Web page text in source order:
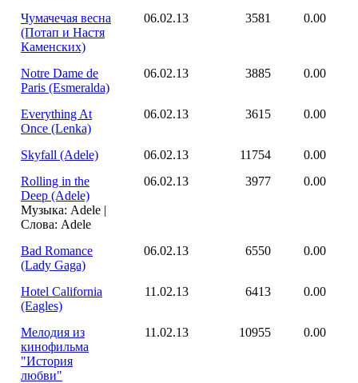
Чумачечая весна
(Потап и Настя
Каменских)
06.02.13 3581 0.00
Notre Dame de
Paris (Esmeralda)
06.02.13 3885 0.00
Everything At
Once (Lenka)
06.02.13 3615 0.00
Skyfall (Adele) 06.02.13 11754
0.00
Rolling in the
Deep (Adele)
Музыка: Adele |
Слова: Adele
06.02.13 3977 0.00
Bad Romance
(Lady Gaga)
06.02.13 6550 0.00
Hotel California
(Eagles)
11.02.13 6413 0.00
Мелодия из
кинофильма
"История
любви"
11.02.13 10955 0.00